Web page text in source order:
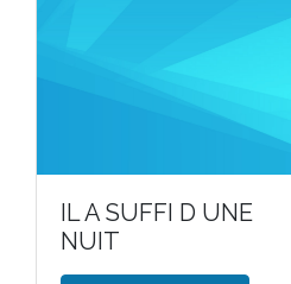
IL A SUFFI D UNE
NUIT